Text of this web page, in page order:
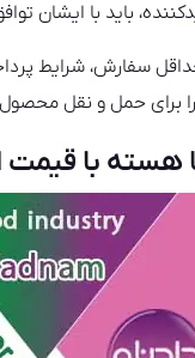
باید با ایشان
سفارش، شرایط
برای حمل و نقل
هسته با قیمت